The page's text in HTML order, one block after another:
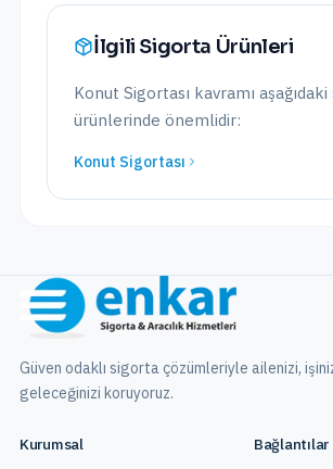
İlgili Sigorta Ürünleri
Konut Sigortası kavramı
ürünlerinde önemlidir:
Konut Sigortası
Güven odaklı sigorta çözümleriyle ailenizi,
geleceğinizi koruyoruz.
Kurumsal
Bağlantılar